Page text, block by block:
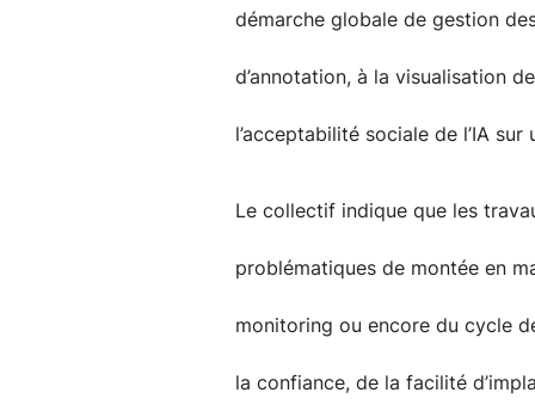
démarche globale de gestion
d’annotation, à la visualisation
l’acceptabilité sociale de l’IA
Le collectif indique que les
problématiques de montée en
monitoring ou encore du cycle
la confiance, de la facilité